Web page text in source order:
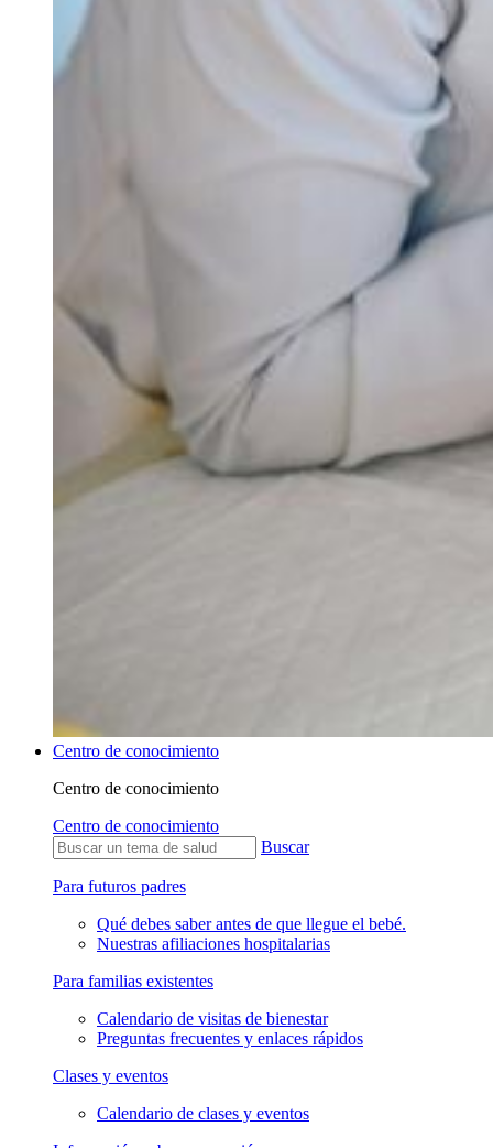
Centro de conocimiento
Centro de conocimiento
Centro de conocimiento
Buscar
Para futuros padres
Qué debes saber antes de que llegue el bebé.
Nuestras afiliaciones hospitalarias
Para familias existentes
Calendario de visitas de bienestar
Preguntas frecuentes y enlaces rápidos
Clases y eventos
Calendario de clases y eventos